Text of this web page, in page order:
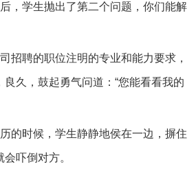
，学生抛出了第二个问题，你们能解
招聘的职位注明的专业和能力要求，
久，鼓起勇气问道：“您能看看我的
的时候，学生静静地侯在一边，摒住
吓倒对方。